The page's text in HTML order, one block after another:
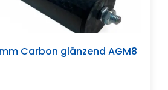
Carbon glänzend AGM8